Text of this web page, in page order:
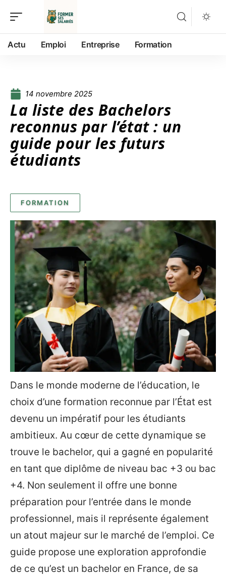
Actu Emploi Entreprise Formation
14 novembre 2025
La liste des Bachelors
reconnus par l’état : un
guide pour les futurs
étudiants
FORMATION
Dans le monde moderne de l’éducation, le
choix d’une formation reconnue par l’État est
devenu un impératif pour les étudiants
ambitieux. Au cœur de cette dynamique se
trouve le bachelor, qui a gagné en popularité
en tant que diplôme de niveau bac +3 ou bac
+4. Non seulement il offre une bonne
préparation pour l’entrée dans le monde
professionnel, mais il représente également
un atout majeur sur le marché de l’emploi. Ce
guide propose une exploration approfondie
de ce qu’est un bachelor en France, de sa